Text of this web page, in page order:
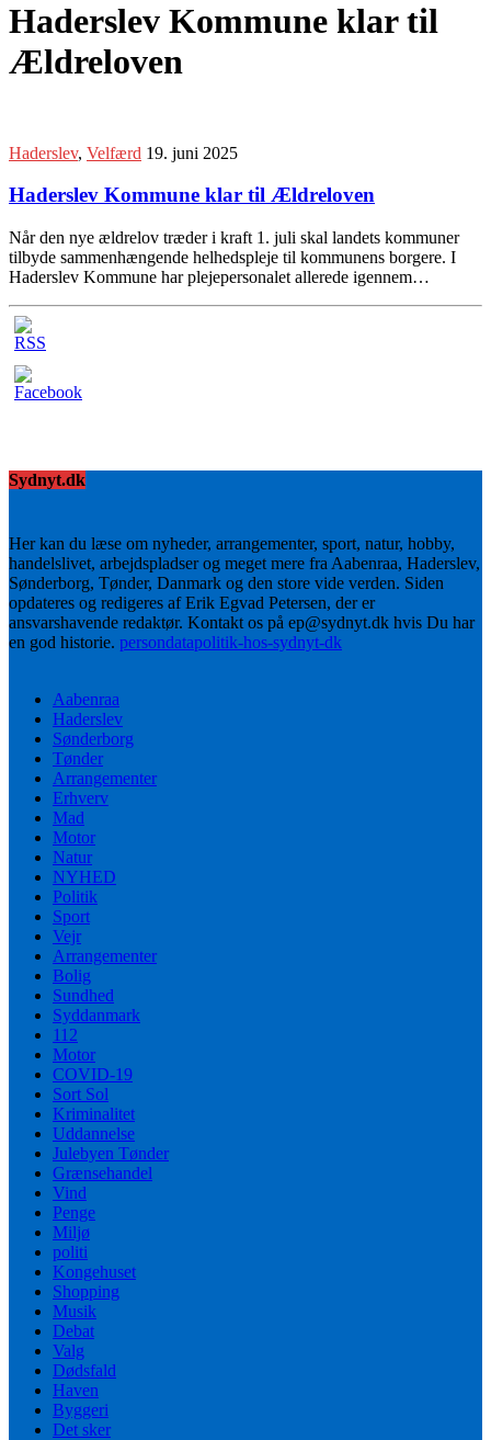
Haderslev Kommune klar til
Ældreloven
Haderslev, Velfærd 19. juni 2025
Haderslev Kommune klar til Ældreloven
Når den nye ældrelov træder i kraft 1. juli skal landets kommuner
tilbyde sammenhængende helhedspleje til kommunens borgere. I
Haderslev Kommune har plejepersonalet allerede igennem…
Sydnyt.dk
Her kan du læse om nyheder, arrangementer, sport, natur, hobby,
handelslivet, arbejdspladser og meget mere fra Aabenraa, Haderslev,
Sønderborg, Tønder, Danmark og den store vide verden. Siden
opdateres og redigeres af Erik Egvad Petersen, der er
ansvarshavende redaktør. Kontakt os på ep@sydnyt.dk hvis Du har
en god historie. persondatapolitik-hos-sydnyt-dk
Aabenraa
Haderslev
Sønderborg
Tønder
Arrangementer
Erhverv
Mad
Motor
Natur
NYHED
Politik
Sport
Vejr
Arrangementer
Bolig
Sundhed
Syddanmark
112
Motor
COVID-19
Sort Sol
Kriminalitet
Uddannelse
Julebyen Tønder
Grænsehandel
Vind
Penge
Miljø
politi
Kongehuset
Shopping
Musik
Debat
Valg
Dødsfald
Haven
Byggeri
Det sker